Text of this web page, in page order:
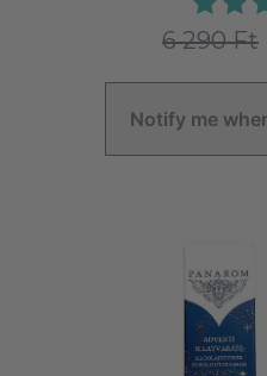
6 290 Ft
Notify me